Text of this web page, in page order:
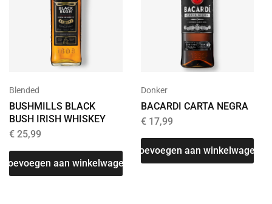
Blended
BUSHMILLS BLACK
BUSH IRISH WHISKEY
€ 25,99
Toevoegen aan winkelwagen
Donker
BACARDI CARTA NEGRA
€17,99
Toevoegen aan winkelwagen